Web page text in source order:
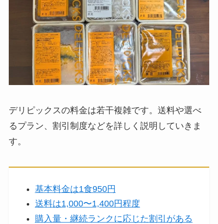
デリピックスの料金は若干複雑です。送料や選べ
るプラン、割引制度などを詳しく説明していきま
す。
基本料金は1食950円
送料は1,000〜1,400円程度
購入量・継続ランクに応じた割引がある